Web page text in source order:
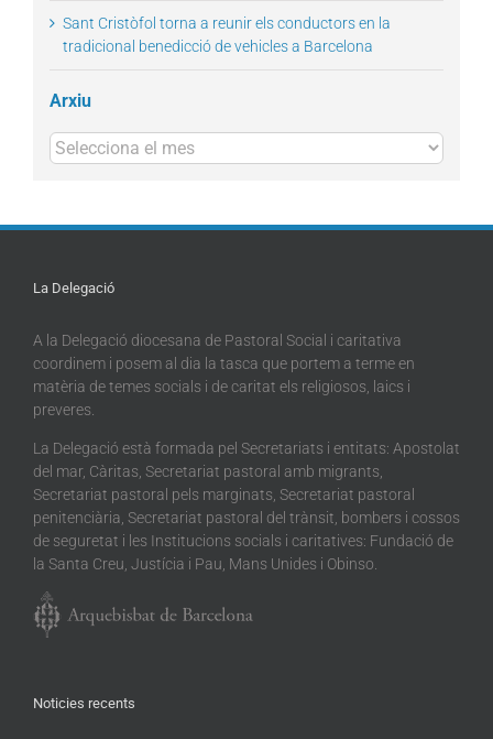
Sant Cristòfol torna a reunir els conductors en la
tradicional benedicció de vehicles a Barcelona
Arxiu
Arxius
La Delegació
A la Delegació diocesana de Pastoral Social i caritativa
coordinem i posem al dia la tasca que portem a terme en
matèria de temes socials i de caritat els religiosos, laics i
preveres.
La Delegació està formada pel Secretariats i entitats: Apostolat
del mar, Càritas, Secretariat pastoral amb migrants,
Secretariat pastoral pels marginats, Secretariat pastoral
penitenciària, Secretariat pastoral del trànsit, bombers i cossos
de seguretat i les Institucions socials i caritatives: Fundació de
la Santa Creu, Justícia i Pau, Mans Unides i Obinso.
Noticies recents